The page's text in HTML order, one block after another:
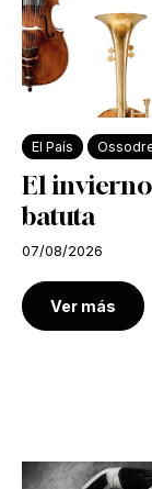
El País
El invierno
batuta
07/08/2026
Ver más